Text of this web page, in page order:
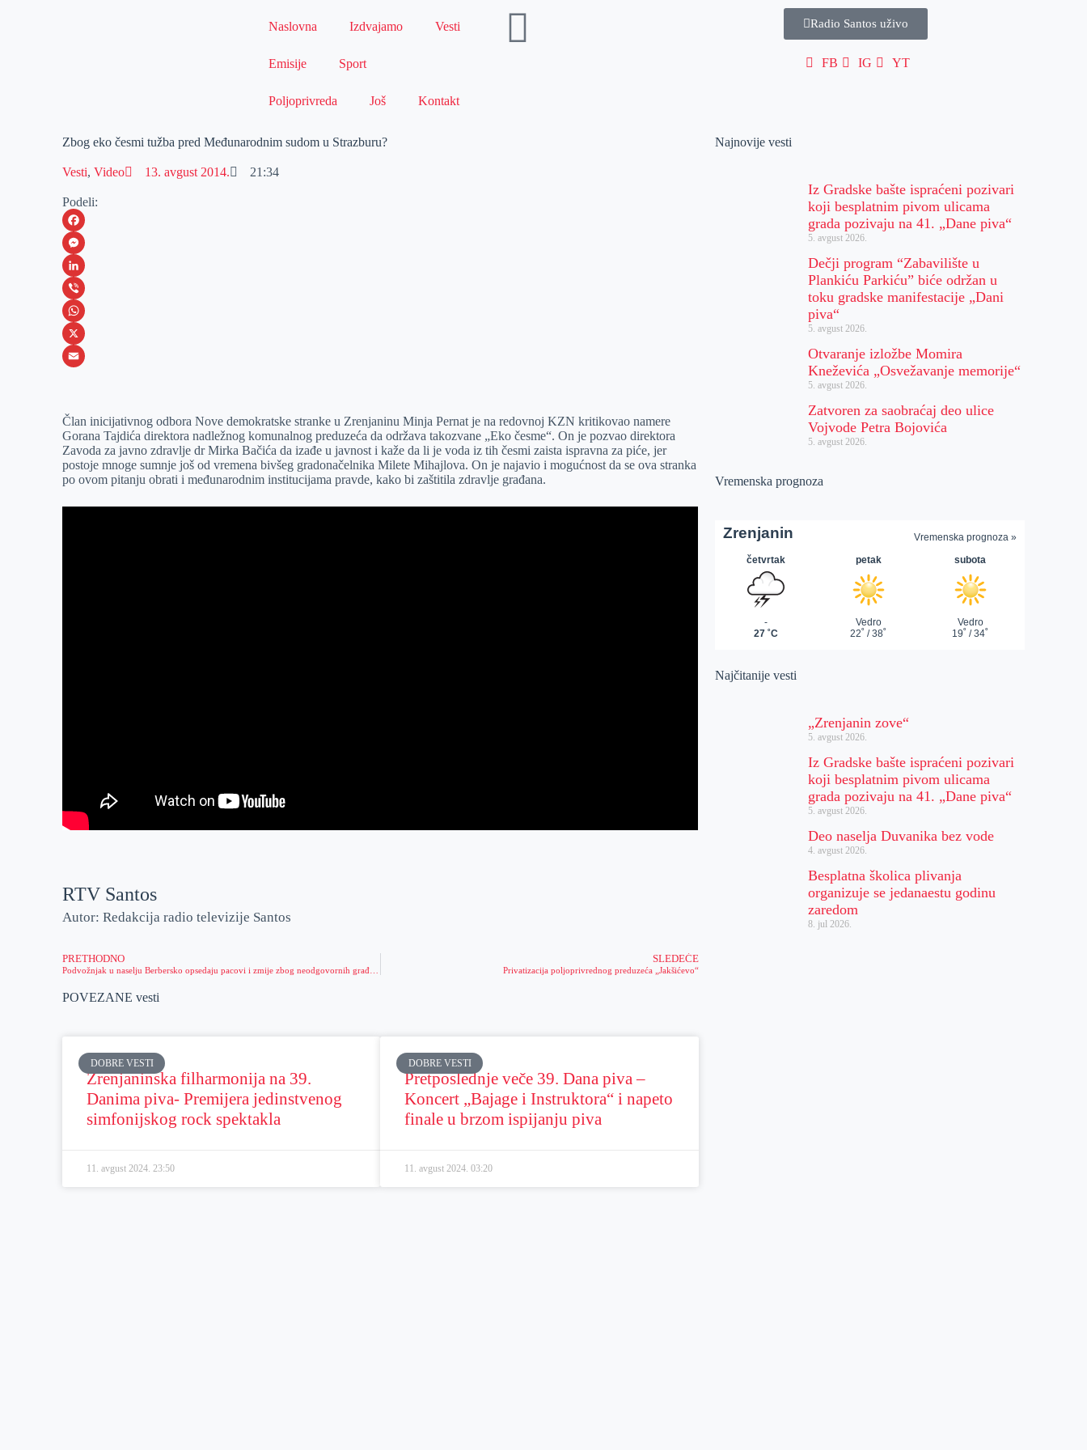
Naslovna Izdvajamo Vesti
Emisije Sport
Poljoprivreda Još Kontakt
Radio Santos uživo
FB IG YT
Zbog eko česmi tužba pred Međunarodnim sudom u Strazburu?
Vesti,Video 13. avgust 2014. 21:34
Podeli:
F
a
c
e
b
o
M
e
s
s
e
e
r
L
i
n
k
I
n
V
i
b
W
h
s
A
p
X
a
i
l
Član inicijativnog odbora Nove demokratske stranke u Zrenjaninu Minja Pernat je na redovnoj KZN kritikovao namere
Gorana Tajdića direktora nadležnog komunalnog preduzeća da održava takozvane „Eko česme“. On je pozvao direktora
Zavoda za javno zdravlje dr Mirka Bačića da izađe u javnost i kaže da li je voda iz tih česmi zaista ispravna za piće, jer
postoje mnoge sumnje još od vremena bivšeg gradonačelnika Milete Mihajlova. On je najavio i mogućnost da se ova stranka
po ovom pitanju obrati i međunarodnim institucijama pravde, kako bi zaštitila zdravlje građana.
RTV Santos
Autor: Redakcija radio televizije Santos
PRETHODNO SLEDEĆE
Privatizacija poljoprivrednog preduzeća „Jakšićevo“
POVEZANE vesti
DOBRE VESTI
Zrenjaninska filharmonija na 39.
Danima piva- Premijera jedinstvenog
simfonijskog rock spektakla
11. avgust 2024. 23:50
DOBRE VESTI
Pretposlednje veče 39. Dana piva –
Koncert „Bajage i Instruktora“ i napeto
finale u brzom ispijanju piva
11. avgust 2024.03:20
Najnovije vesti
Iz Gradske bašte ispraćeni pozivari
koji besplatnim pivom ulicama
grada pozivaju na 41. „Dane piva“
5. avgust 2026.
Dečji program “Zabavilište u
Plankiću Parkiću” biće održan u
toku gradske manifestacije „Dani
piva“
5. avgust 2026.
Otvaranje izložbe Momira
Kneževića „Osvežavanje memorije“
5. avgust 2026.
Zatvoren za saobraćaj deo ulice
Vojvode Petra Bojovića
5. avgust 2026.
Vremenska prognoza
Najčitanije vesti
„Zrenjanin zove“
5. avgust 2026.
Iz Gradske bašte ispraćeni pozivari
koji besplatnim pivom ulicama
grada pozivaju na 41. „Dane piva“
5. avgust 2026.
Deo naselja Duvanika bez vode
4. avgust 2026.
Besplatna školica plivanja
organizuje se jedanaestu godinu
zaredom
8. jul 2026.